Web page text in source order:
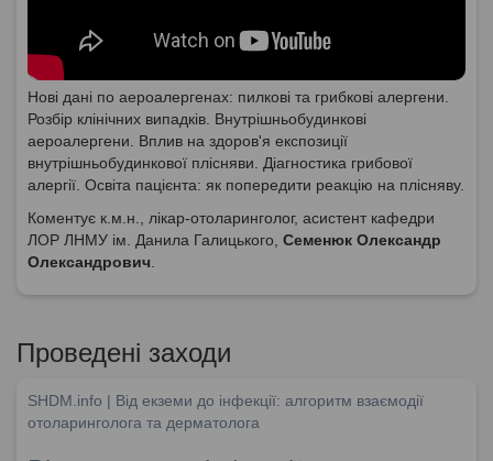
Нові дані по аероалергенах: пилкові та грибкові алергени.
Розбір клінічних випадків. Внутрішньобудинкові
аероалергени. Вплив на здоров'я експозиції
внутрішньобудинкової плісняви. Діагностика грибової
алергії. Освіта пацієнта: як попередити реакцію на плісняву.
Коментує к.м.н., лікар-отоларинголог, асистент кафедри
ЛОР ЛНМУ ім. Данила Галицького, Семенюк Олександр
Олександрович
Проведені заходи
SHDM.info | Від екземи до інфекції: алгоритм взаємодії
отоларинголога та дерматолога